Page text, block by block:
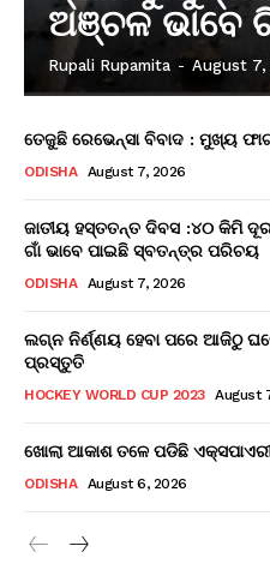
ଅଞ୍ଚଳ ଭାବେ
Rupali Rupamita - August 7,
ତେଜୁଛି ରେଭେନ୍ସା ବିବାଦ : ମୁଖ୍ୟ
ODISHA August 7, 2026
ଜାତୀୟ ହସ୍ତତନ୍ତ ଦିବସ :୪୦ କିମି
ଗାଁ ଭାବେ ପାଇଛି ସ୍ବତନ୍ତ୍ର ପରିଚୟ
ODISHA August 7, 2026
ଲଗ୍ନ ନିର୍ଣ୍ଣୟ ହେବା ପରେ ଆଜିଠୁ
ପ୍ରସ୍ତୁତି
HOCKEY WORLD CUP 2023 August
ଖୋଲା ଆକାଶ ତଳେ ପଡିଛି
ODISHA August 6, 2026